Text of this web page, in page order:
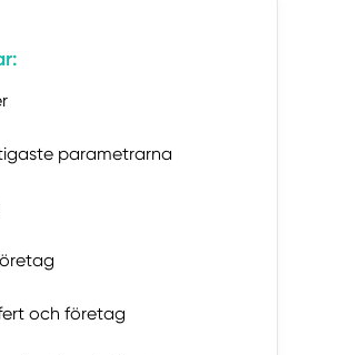
parametrarna
och företag